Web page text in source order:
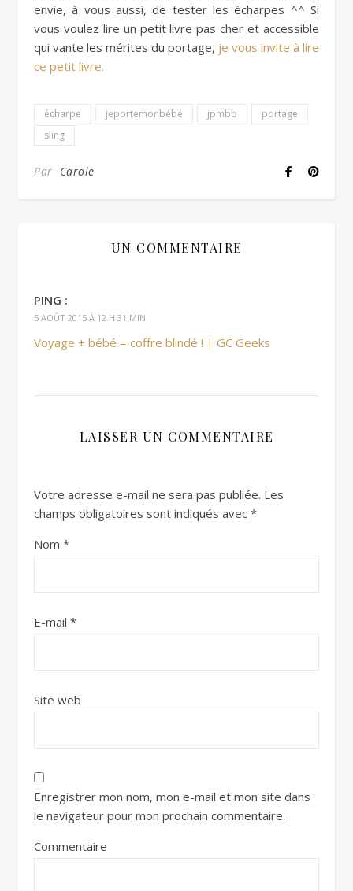
envie, à vous aussi, de tester les écharpes ^^ Si
vous voulez lire un petit livre pas cher et accessible
qui vante les mérites du portage, je vous invite à lire
ce petit livre.
écharpe jeportemonbébé jpmbb
portage
sling
Par Carole
UN COMMENTAIRE
PING :
5 AOÛT 2015 À 12 H 31 MIN
Voyage + bébé = coffre blindé ! | GC Geeks
LAISSER UN COMMENTAIRE
Votre adresse e-mail ne sera pas publiée. Les
champs obligatoires sont indiqués avec *
Nom *
E-mail *
Site web
Enregistrer mon nom, mon e-mail et mon site dans
le navigateur pour mon prochain commentaire.
Commentaire